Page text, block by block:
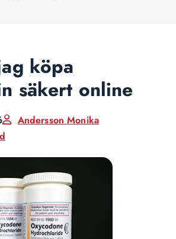
köpa
säkert online
Andersson Monika